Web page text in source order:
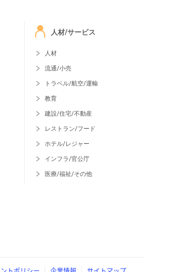
人材/サービス
人材
流通/小売
トラベル/航空/運輸
教育
建設/住宅/不動産
レストラン/フード
ホテル/レジャー
インフラ/官公庁
医療/福祉/その他